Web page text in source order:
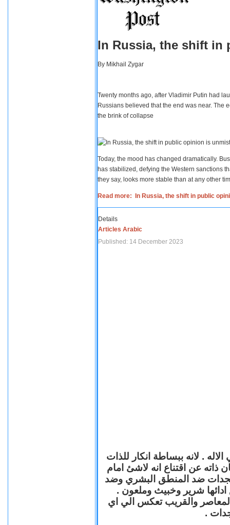
In Russia, the shift in
By Mikhail Zygar
Twenty months ago, after Vladimir Putin had
Russians believed that the end was near. The
the brink of collapse
Today, the mood has changed dramatically.
has stabilized, defying the Western sanctions
they say, looks more stable than at any other
Read more: In Russia, the shift in public
Details
Articles Arabic
Published: 14 December 2023
. لانه ببساطة انكار للذات
ذاته عن اقتناع انه لاشئ امام
ضد المنطق البشري وضد
ادائها شرير وخبيث وملعون .
المعاصر والقريب تعكس الي اي
.